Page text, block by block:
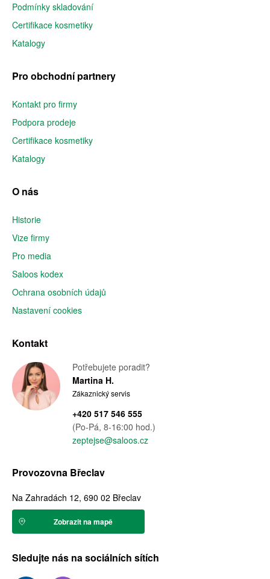
Podmínky skladování
Certifikace kosmetiky
Katalogy
Pro obchodní partnery
Kontakt pro firmy
Podpora prodeje
Certifikace kosmetiky
Katalogy
O nás
Historie
Vize firmy
Pro media
Saloos kodex
Ochrana osobních údajů
Nastavení cookies
Kontakt
Potřebujete poradit?
Martina H.
Zákaznický servis
+420 517 546 555
(Po-Pá, 8-16:00 hod.)
zeptejse@saloos.cz
Provozovna Břeclav
Na Zahradách 12, 690 02 Břeclav
Zobrazit na mapě
Sledujte nás na sociálních sítích